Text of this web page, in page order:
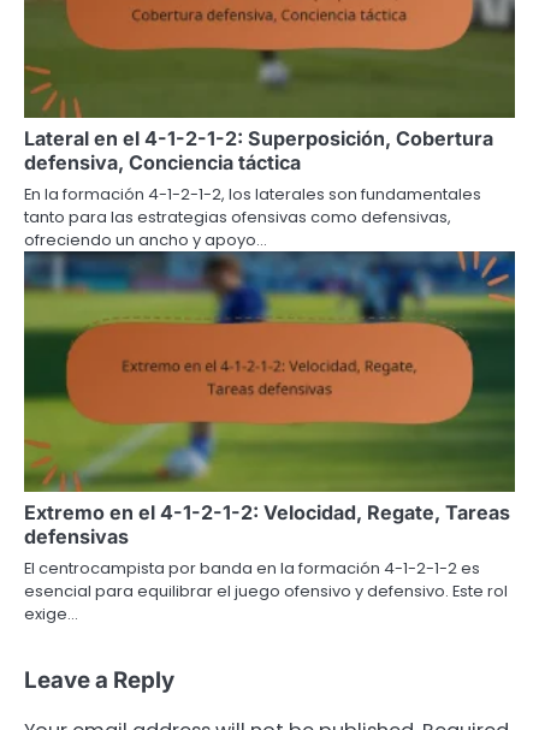
Lateral en el 4-1-2-1-2: Superposición, Cobertura
defensiva, Conciencia táctica
En la formación 4-1-2-1-2, los laterales son fundamentales
tanto para las estrategias ofensivas como defensivas,
ofreciendo un ancho y apoyo…
Extremo en el 4-1-2-1-2: Velocidad, Regate, Tareas
defensivas
El centrocampista por banda en la formación 4-1-2-1-2 es
esencial para equilibrar el juego ofensivo y defensivo. Este rol
exige…
Leave a Reply